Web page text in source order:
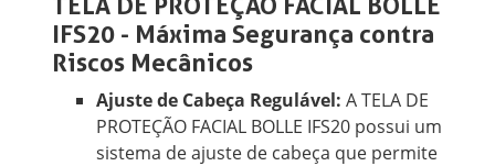
TELA DE PROTEÇÃO FACIAL BOLLE
IFS20 - Máxima Segurança contra
Riscos Mecânicos
Ajuste de Cabeça Regulável: A TELA DE
PROTEÇÃO FACIAL BOLLE IFS20 possui um
sistema de ajuste de cabeça que permite